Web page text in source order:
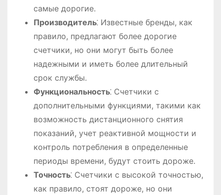
самые дорогие.
Производитель⁚ Известные бренды, как
правило, предлагают более дорогие
счетчики, но они могут быть более
надежными и иметь более длительный
срок службы.
Функциональность⁚ Счетчики с
дополнительными функциями, такими как
возможность дистанционного снятия
показаний, учет реактивной мощности и
контроль потребления в определенные
периоды времени, будут стоить дороже.
Точность⁚ Счетчики с высокой точностью,
как правило, стоят дороже, но они